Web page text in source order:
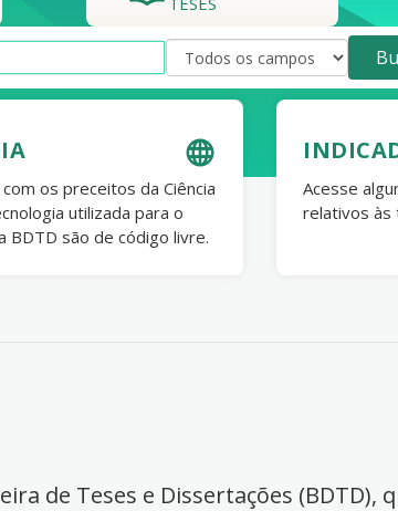
os preceitos da Ciência
utilizada para o
BDTD são de código livre.
Acesse
relativos às
de Teses e Dissertações (BDTD),